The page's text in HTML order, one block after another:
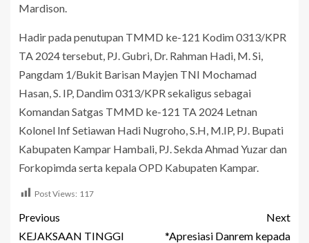
Mardison.
Hadir pada penutupan TMMD ke-121 Kodim 0313/KPR
TA 2024 tersebut, PJ. Gubri, Dr. Rahman Hadi, M. Si,
Pangdam 1/Bukit Barisan Mayjen TNI Mochamad
Hasan, S. IP, Dandim 0313/KPR sekaligus sebagai
Komandan Satgas TMMD ke-121 TA 2024 Letnan
Kolonel Inf Setiawan Hadi Nugroho, S.H, M.IP, PJ. Bupati
Kabupaten Kampar Hambali, PJ. Sekda Ahmad Yuzar dan
Forkopimda serta kepala OPD Kabupaten Kampar.
Post Views: 117
Previous
KEJAKSAAN TINGGI
Next
*Apresiasi Danrem kepada